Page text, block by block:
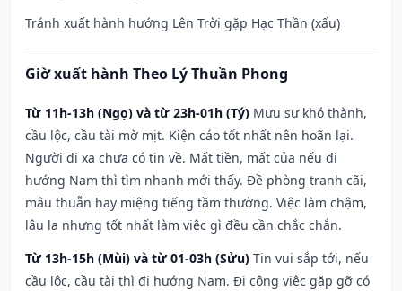
Tránh xuất hành hướng Lên Trời gặp Hạc Thần (xấu)
Giờ xuất hành Theo Lý Thuần Phong
Từ 11h-13h (Ngọ) và từ 23h-01h (Tý) Mưu sự khó thành,
cầu lộc, cầu tài mờ mịt. Kiện cáo tốt nhất nên hoãn lại.
Người đi xa chưa có tin về. Mất tiền, mất của nếu đi
hướng Nam thì tìm nhanh mới thấy. Đề phòng tranh cãi,
mâu thuẫn hay miệng tiếng tầm thường. Việc làm chậm,
lâu la nhưng tốt nhất làm việc gì đều cần chắc chắn.
Từ 13h-15h (Mùi) và từ 01-03h (Sửu) Tin vui sắp tới, nếu
cầu lộc, cầu tài thì đi hướng Nam. Đi công việc gặp gỡ có